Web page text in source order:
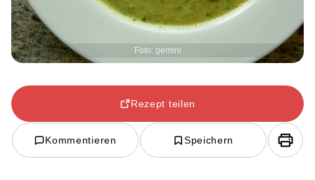
Foto: gemini
Rezept teilen
Kommentieren Speichern